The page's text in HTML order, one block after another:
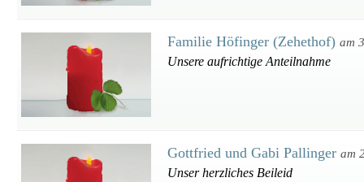
Familie Höfinger (Zehethof) am
Unsere aufrichtige Anteilnahme
Gottfried und Gabi Pallinger am
Unser herzliches Beileid